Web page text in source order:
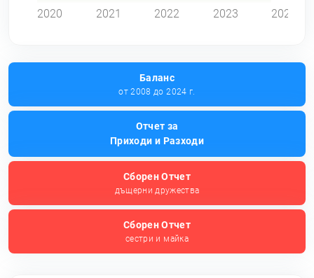
2020 2021 2022 2023 2024
Баланс
от 2008 до 2024 г.
Отчет за
Приходи и Разходи
Сборен Отчет
дъщерни дружества
Сборен Отчет
сестри и майка